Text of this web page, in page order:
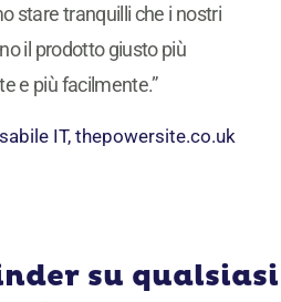
stare tranquilli che i nostri
il prodotto giusto più
e più facilmente.”
IT, thepowersite.co.uk
su qualsiasi